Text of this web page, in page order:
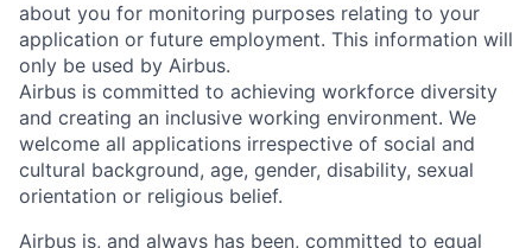
about you for monitoring purposes relating to your
application or future employment. This information will
only be used by Airbus.
Airbus is committed to achieving workforce diversity
and creating an inclusive working environment. We
welcome all applications irrespective of social and
cultural background, age, gender, disability, sexual
orientation or religious belief.
Airbus is, and always has been, committed to equal